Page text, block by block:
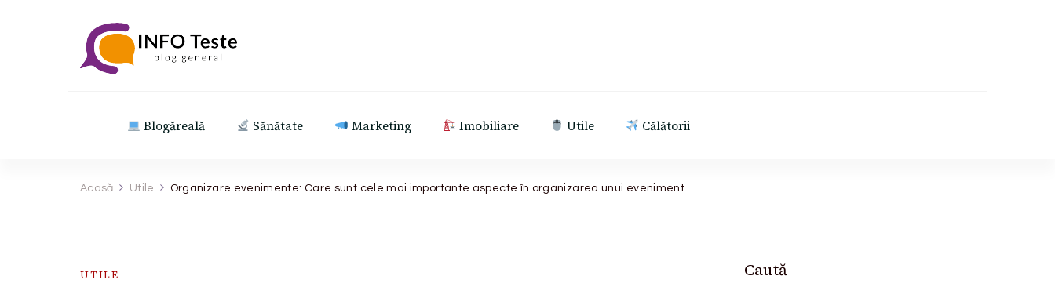
Blogăreală Sănătate Marketing Imobiliare Utile Călătorii
Acasă Utile Organizare evenimente: Care sunt cele mai importante aspecte în organizarea unui eveniment
UTILE Caută